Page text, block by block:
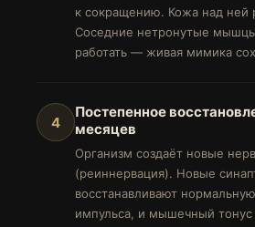
к сокращению. Кожа над ней
Соседние нетронутые
работать — живая мимика
4
Постепенное
месяцев
Организм создаёт новые
(реиннервация). Новые
восстанавливают
импульса, и мышечный тонус